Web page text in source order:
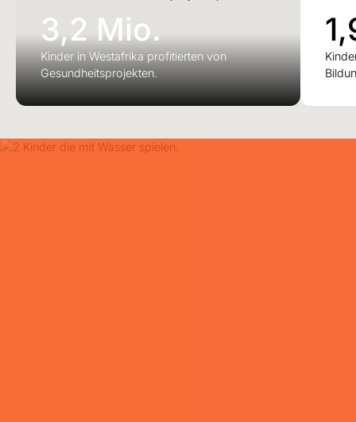
3,2 Mio.
Kinder in Westafrika profitierten von
Gesundheitsprojekten.